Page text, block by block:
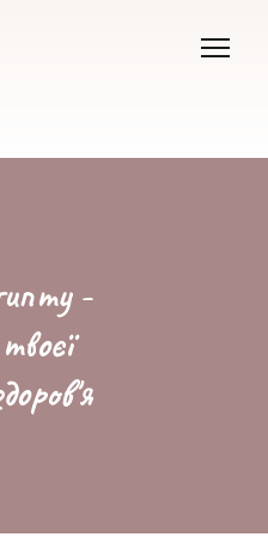
-